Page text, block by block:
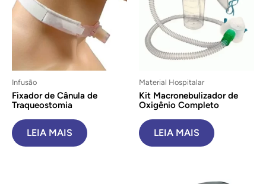
Infusão
Fixador de Cânula de
Traqueostomia
LEIA MAIS
Material Hospitalar
Kit Macronebulizador de
Oxigênio Completo
LEIA MAIS